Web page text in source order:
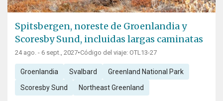
Spitsbergen, noreste de Groenlandia y
Scoresby Sund, incluidas largas caminatas
24 ago. - 6 sept., 2027•Código del viaje: OTL13-27
Groenlandia Svalbard Greenland National Park
Scoresby Sund Northeast Greenland